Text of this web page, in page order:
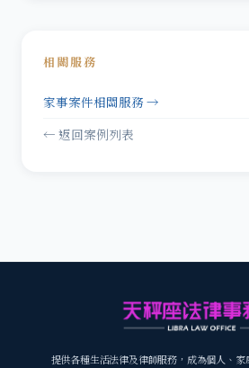
相關服務
家事案件相關服務 →
← 返回案例列表
提供各種生活法律及律師服務，成為個人、家